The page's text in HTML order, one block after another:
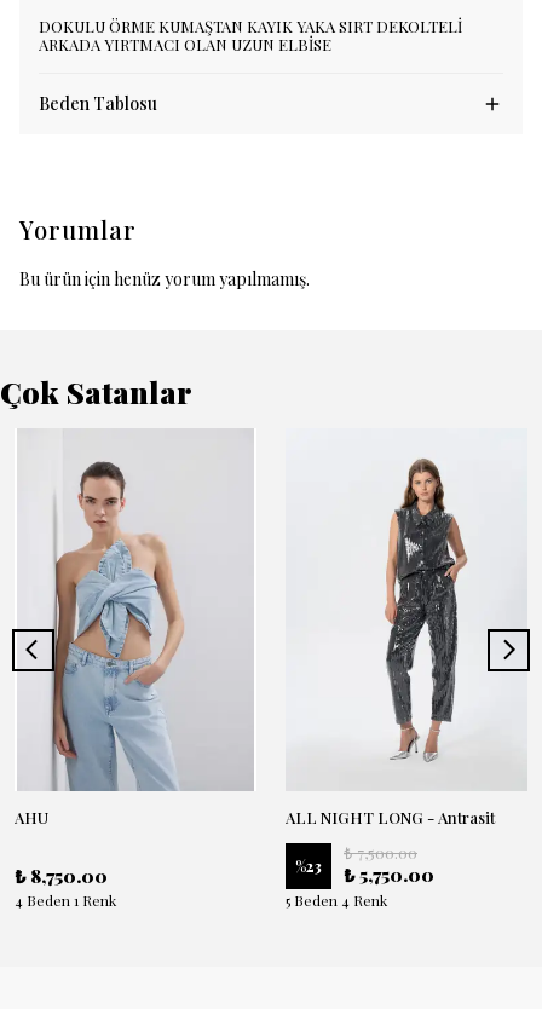
DOKULU ÖRME KUMAŞTAN KAYIK YAKA SIRT DEKOLTELİ
ARKADA YIRTMACI OLAN UZUN ELBİSE
Beden Tablosu
Yorumlar
Bu ürün için henüz yorum yapılmamış.
Çok Satanlar
AHU
₺ 8,750.00
4 Beden 1 Renk
ALL NIGHT LONG - Antrasit
%23
₺ 7,500.00
₺ 5,750.00
5 Beden 4 Renk